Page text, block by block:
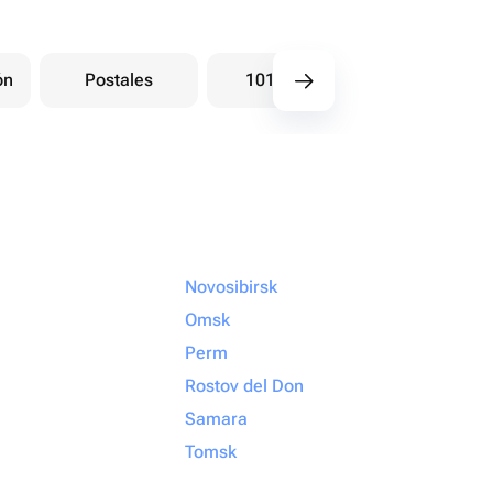
Postales 101 Rosas
Novosibirsk
Omsk
Perm
Rostov del Don
Samara
Tomsk